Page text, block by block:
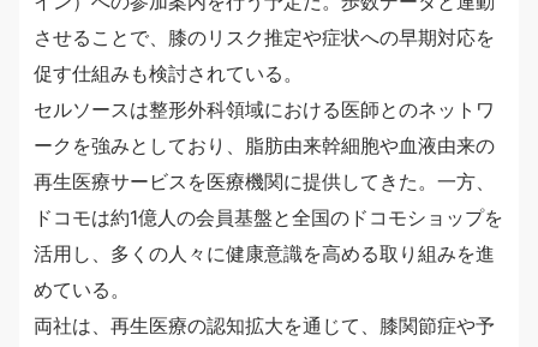
させることで、膝のリスク推定や症状への早期対応を
促す仕組みも検討されている。
セルソースは整形外科領域における医師とのネットワ
ークを強みとしており、脂肪由来幹細胞や血液由来の
再生医療サービスを医療機関に提供してきた。一方、
ドコモは約1億人の会員基盤と全国のドコモショップを
活用し、多くの人々に健康意識を高める取り組みを進
めている。
両社は、再生医療の認知拡大を通じて、膝関節症や予